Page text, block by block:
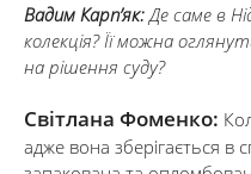
Вадим Карп’як: Де саме в
колекція? Її можна
на рішення суду?
Світлана Фоменко:
адже вона зберігається в